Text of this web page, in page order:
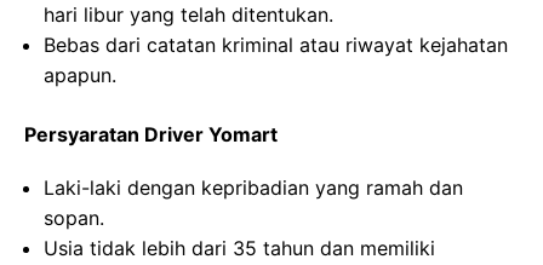
hari libur yang telah ditentukan.
Bebas dari catatan kriminal atau riwayat kejahatan
apapun.
Persyaratan Driver Yomart
Laki-laki dengan kepribadian yang ramah dan
sopan.
Usia tidak lebih dari 35 tahun dan memiliki